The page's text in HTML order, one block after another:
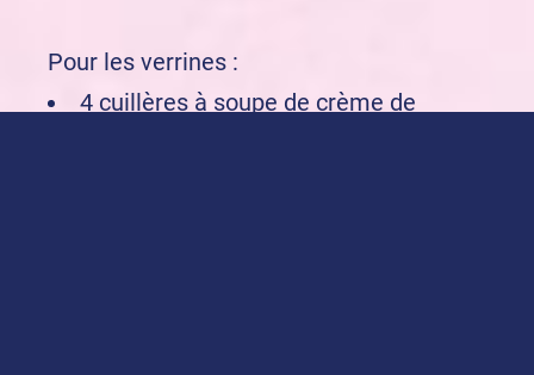
Pour les verrines :
4 cuillères à soupe de crème de